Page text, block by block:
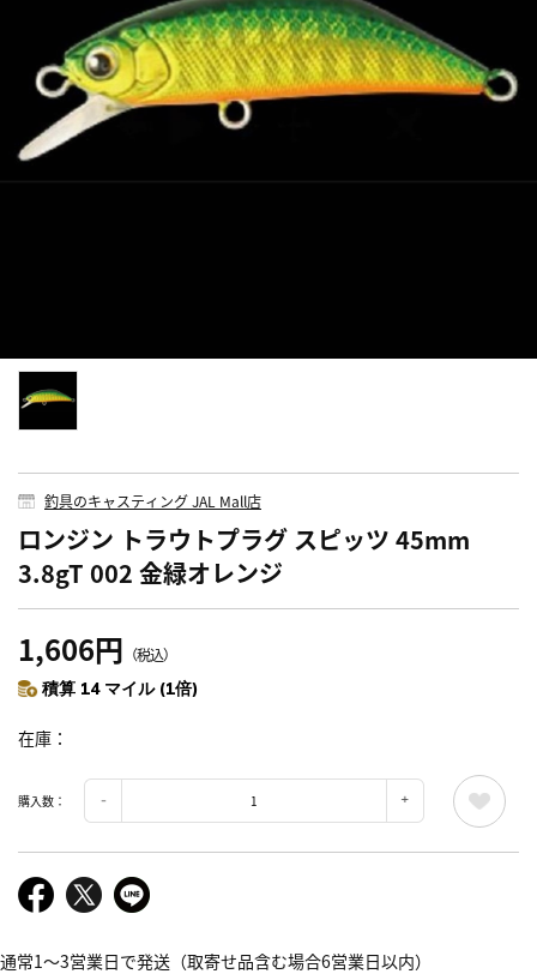
釣具のキャスティング JAL Mall店
ロンジン トラウトプラグ スピッツ 45mm
3.8gT 002 金緑オレンジ
1,606円 （税込）
積算 14 マイル (1倍)
在庫
購入数：
通常1～3営業日で発送（取寄せ品含む場合6営業日以内）